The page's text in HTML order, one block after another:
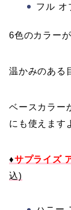
フル オ
6色のカラー
温かみのある
ベースカラー
にも使えます
♦サプライズ
込)